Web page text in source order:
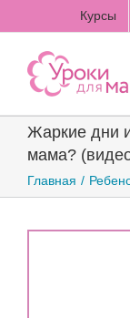
to
content
Курсы
Жаркие дни
мама?
Главная